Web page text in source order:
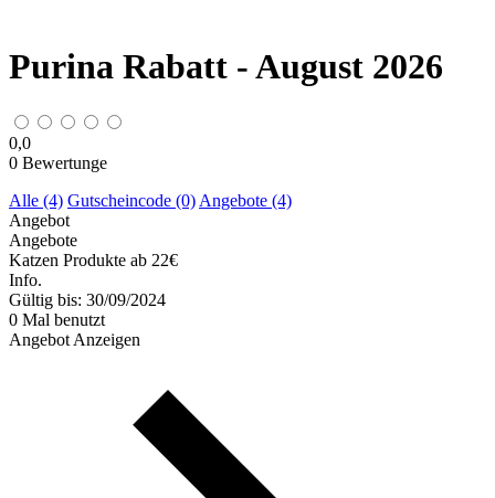
Purina Rabatt - August 2026
0,0
0 Bewertunge
Alle (4) Gutscheincode (0) Angebote (4)
Angebot
Angebote
Katzen Produkte ab 22€
Info.
Gültig bis: 30/09/2024
0 Mal benutzt
Angebot Anzeigen